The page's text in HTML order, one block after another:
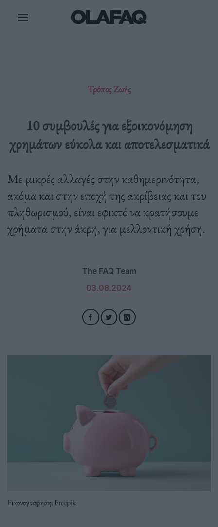
Τρόπος Ζωής
10 συμβουλές για εξοικονόμηση
χρημάτων εύκολα και αποτελεσματικά
Με μικρές αλλαγές στην καθημερινότητα,
ακόμα και στην εποχή της ακρίβειας και του
πληθωρισμού, είναι εφικτό να κρατήσουμε
χρήματα στην άκρη, για μελλοντική χρήση.
The FAQ Team
03.08.2024
Εικονογράφηση: Freepik